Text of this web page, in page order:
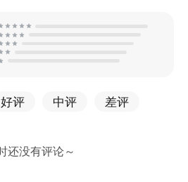
好评 中评 差评